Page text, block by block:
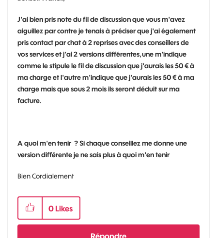
J'ai bien pris note du fil de discussion que vous m'avez
aiguillez par contre je tenais à préciser que j'ai également
pris contact par chat à 2 reprises avec des conseillers de
vos services et j'ai 2 versions différentes,une m'indique
comme le stipule le fil de discussion que j'aurais les 50 € à
ma charge et l'autre m'indique que j'aurais les 50 € à ma
charge mais que sous 2 mois ils seront déduit sur ma
facture.
A quoi m'en tenir ? Si chaque conseillez me donne une
version différente je ne sais plus à quoi m'en tenir
Bien Cordialement
0 Likes